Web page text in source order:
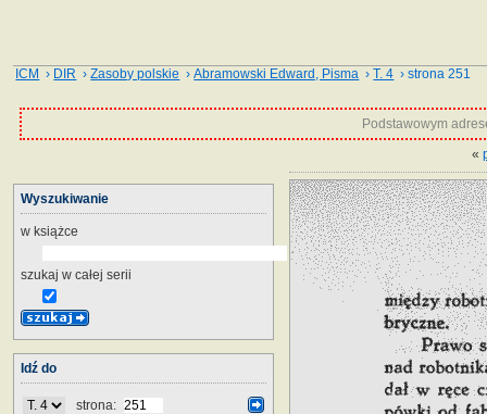
ICM › DIR ›Zasoby polskie ›Abramowski Edward, Pisma ›T. 4 › strona 251
Podstawowym
«
Wyszukiwanie
w książce
szukaj w całej serii
Idź do
strona: